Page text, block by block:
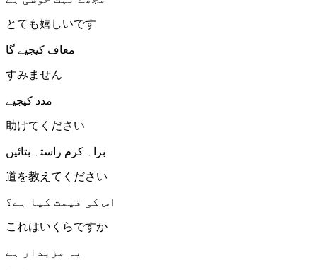
とても嬉しいです
معاف کیجیے گا
すみません
مدد کیجیے
助けてください
براہ کرم راستہ بتائیں
道を教えてください
اس کی قیمت کیا ہے؟
これはいくらですか
یہ مزیدار ہے